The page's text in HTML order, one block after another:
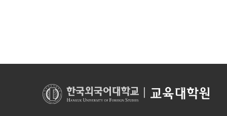
교육대학원